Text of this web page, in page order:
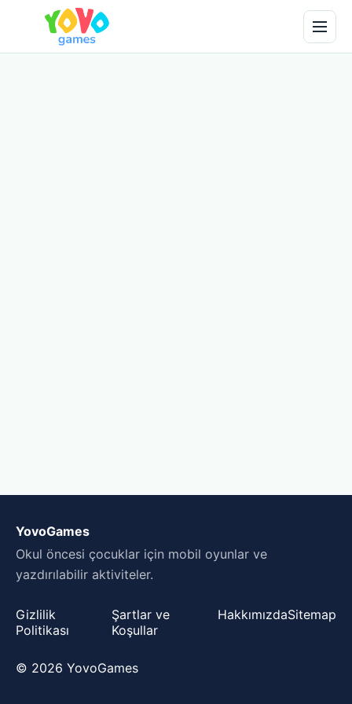
YovoGames
Okul öncesi çocuklar için mobil oyunlar ve
yazdırılabilir aktiviteler.
Gizlilik
Politikası
Şartlar ve
Koşullar
HakkımızdaSitemap
© 2026 YovoGames